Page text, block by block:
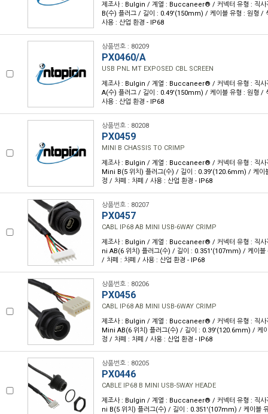
제조사 : Bulgin / 계열 : Buccaneer® / 커넥터 유형 : 직사
B(수) 플러그 / 길이 : 0.49'(150mm) / 케이블 유형 : 원형 /
사용 : 산업 환경 - IP68
상품번호 : 80209
PX0460/A
USB PNL MT EXPOSED CBL SCREEN
제조사 : Bulgin / 계열 : Buccaneer® / 커넥터 유형 : 직사
A(수) 플러그 / 길이 : 0.49'(150mm) / 케이블 유형 : 원형 /
사용 : 산업 환경 - IP68
상품번호 : 80208
PX0459
MINI B CHASSIS TO CRIMP
제조사 : Bulgin / 계열 : Buccaneer® / 커넥터 유형 : 직사
Mini B(5 위치) 플러그(수) / 길이 : 0.39'(120.6mm) / 케이
정 / 차폐 : 차폐 / 사용 : 산업 환경 - IP68
상품번호 : 80207
PX0457
CABL IP68 AB MINI USB-6WAY CRIMP
제조사 : Bulgin / 계열 : Buccaneer® / 커넥터 유형 : 직사
ni AB(6 위치) 플러그(수) / 길이 : 0.351'(107mm) / 케이블
/ 차폐 : 차폐 / 사용 : 산업 환경 - IP68
상품번호 : 80206
PX0456
CABL IP68 AB MINI USB-6WAY CRIMP
제조사 : Bulgin / 계열 : Buccaneer® / 커넥터 유형 : 직사
Mini AB(6 위치) 플러그(수) / 길이 : 0.39'(120.6mm) / 케
정 / 차폐 : 차폐 / 사용 : 산업 환경 - IP68
상품번호 : 80205
PX0446
CABLE IP68 B MINI USB-5WAY HEADE
제조사 : Bulgin / 계열 : Buccaneer® / 커넥터 유형 : 직사
ni B(5 위치) 플러그(수) / 길이 : 0.351'(107mm) / 케이블